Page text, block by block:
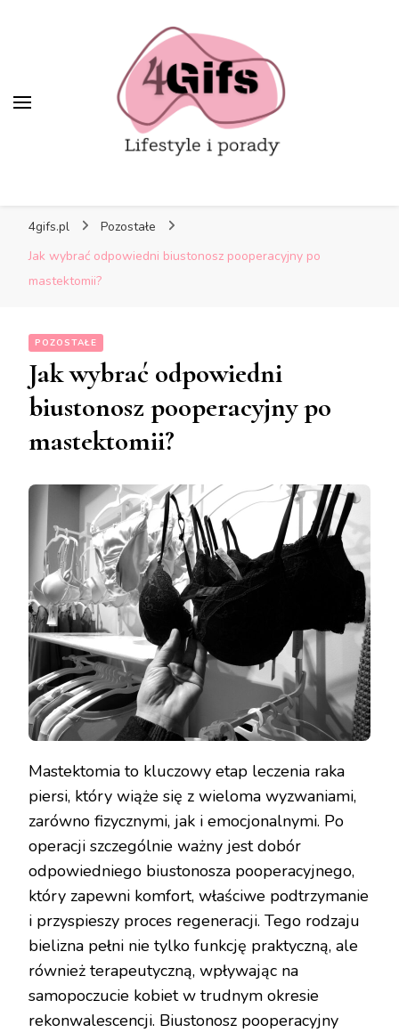
4gifs.pl
Pozostałe
Jak wybrać odpowiedni biustonosz pooperacyjny po
mastektomii?
POZOSTAŁE
Jak wybrać odpowiedni
biustonosz pooperacyjny po
mastektomii?
Mastektomia to kluczowy etap leczenia raka
piersi, który wiąże się z wieloma wyzwaniami,
zarówno fizycznymi, jak i emocjonalnymi. Po
operacji szczególnie ważny jest dobór
odpowiedniego biustonosza pooperacyjnego,
który zapewni komfort, właściwe podtrzymanie
i przyspieszy proces regeneracji. Tego rodzaju
bielizna pełni nie tylko funkcję praktyczną, ale
również terapeutyczną, wpływając na
samopoczucie kobiet w trudnym okresie
rekonwalescencji. Biustonosz pooperacyjny